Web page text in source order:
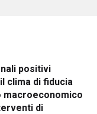
positivi
clima di fiducia
macroeconomico
di